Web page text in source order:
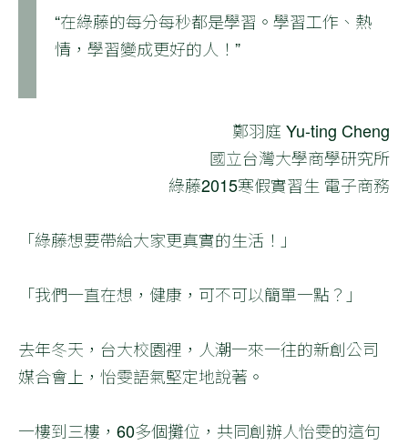
“在綠藤的每分每秒都是學習。學習工作、熱
情，學習變成更好的人！”
鄭羽庭 Yu-ting Cheng
國立台灣大學商學研究所
綠藤2015寒假實習生 電子商務
「綠藤想要帶給大家更真實的生活！」
「我們一直在想，健康，可不可以簡單一點？」
去年冬天，台大校園裡，人潮一來一往的新創公司
媒合會上，怡雯語氣堅定地說著。
一樓到三樓，60多個攤位，共同創辦人怡雯的這句